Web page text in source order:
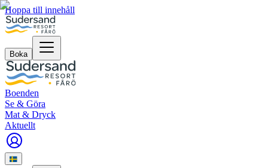
Hoppa till innehåll
Boka
Boenden
Se & Göra
Mat & Dryck
Aktuellt